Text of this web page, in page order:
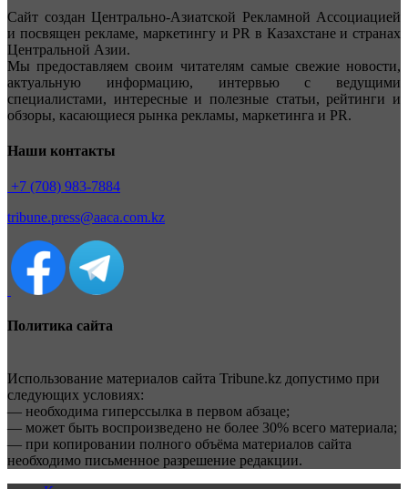
Сайт создан Центрально-Азиатской Рекламной Ассоциацией
и посвящен рекламе, маркетингу и PR в Казахстане и странах
Центральной Азии.
Мы предоставляем своим читателям самые свежие новости,
актуальную информацию, интервью с ведущими
специалистами, интересные и полезные статьи, рейтинги и
обзоры, касающиеся рынка рекламы, маркетинга и PR.
Наши контакты
+7 (708) 983-7884
tribune.press@aaca.com.kz
Политика сайта
Использование материалов сайта Tribune.kz допустимо при
следующих условиях:
— необходима гиперссылка в первом абзаце;
— может быть воспроизведено не более 30% всего материала;
— при копировании полного объёма материалов сайта
необходимо письменное разрешение редакции.